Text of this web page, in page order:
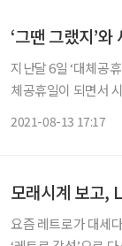
‘그땐 그랬지’
지난달 6일 ‘대체공
체공휴일이 되면서
2021-08-13 17:17
모래시계 보고,
요즘 레트로가 대세